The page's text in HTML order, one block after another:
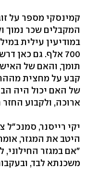
קמינסקי מספר על
המקבלים שכר נמוך
במודיעין עילית
700 אלף. גם כאן
תומך, והאם של
קבע על מחצית
של האם יכול היה
ארוכה, ולקבוע החזר
יקי רייסנר, סמנכ"ל
היטב את המגזר,
"אם במגזר החילוני,
משכנתא לבד,